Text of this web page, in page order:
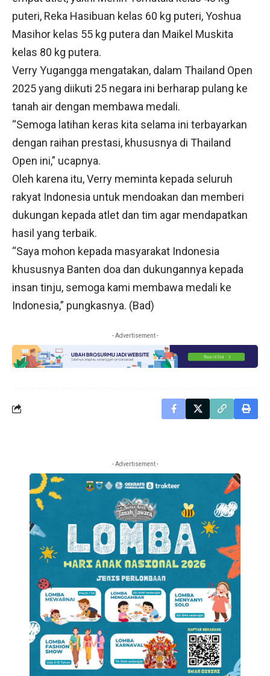
puteri, Reka Hasibuan kelas 60 kg puteri, Yoshua
Masihor kelas 55 kg putera dan Maikel Muskita
kelas 80 kg putera.
Verry Yugangga mengatakan, dalam Thailand Open
2025 yang diikuti 25 negara ini berharap pulang ke
tanah air dengan membawa medali.
“Semoga latihan keras kita selama ini terbayarkan
dengan raihan prestasi, khususnya di Thailand
Open ini,” ucapnya.
Oleh karena itu, Verry meminta kepada seluruh
rakyat Indonesia untuk mendoakan dan memberi
dukungan kepada atlet dan tim agar mendapatkan
hasil yang terbaik.
“Saya mohon kepada masyarakat Indonesia
khususnya Banten doa dan dukungannya kepada
insan tinju, semoga kami membawa medali ke
Indonesia,” pungkasnya. (Bad)
- Advertisement -
- Advertisement -